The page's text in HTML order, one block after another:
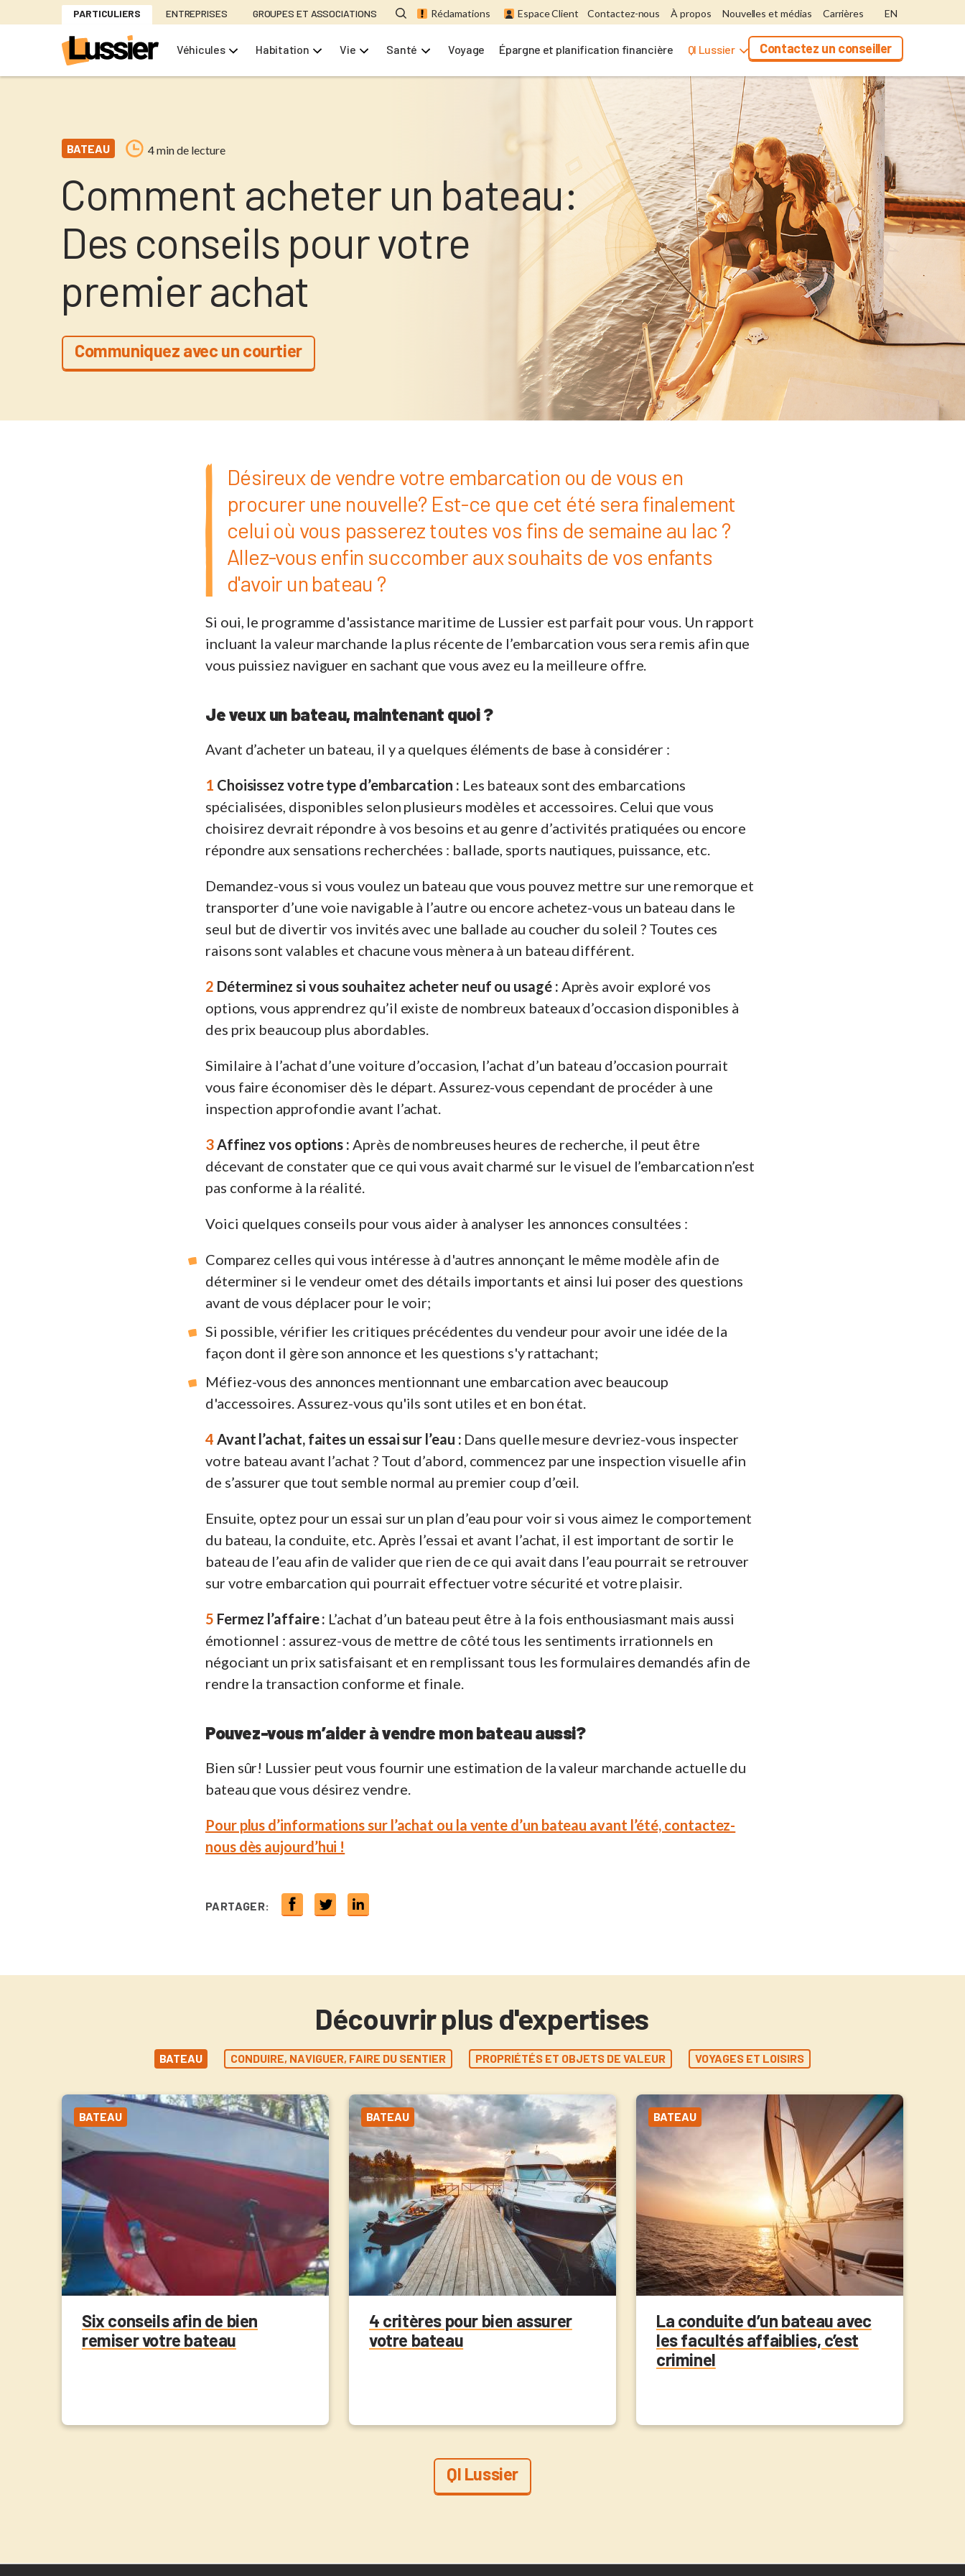
au
PARTICULIERS ENTREPRISES GROUPES ET ASSOCIATIONS Réclamations Espace Client Contactez-nous À propos Nouvelles et médias Carrières EN
Véhicules Habitation Vie Santé Voyage Épargne et planification financière QI Lussier Contactez un conseiller
BATEAU 4 min de lecture
Comment acheter un bateau:
Des conseils pour votre
premier achat
Communiquez avec un courtier
Désireux de vendre votre embarcation ou de vous en
procurer une nouvelle? Est-ce que cet été sera finalement
celui où vous passerez toutes vos fins de semaine au lac ?
Allez-vous enfin succomber aux souhaits de vos enfants
d'avoir un bateau ?
Si oui, le programme d'assistance maritime de Lussier est parfait pour vous. Un rapport
incluant la valeur marchande la plus récente de l’embarcation vous sera remis afin que
vous puissiez naviguer en sachant que vous avez eu la meilleure offre.
Je veux un bateau, maintenant quoi ?
Avant d’acheter un bateau, il y a quelques éléments de base à considérer :
1 Choisissez votre type d’embarcation : Les bateaux sont des embarcations
spécialisées, disponibles selon plusieurs modèles et accessoires. Celui que vous
choisirez devrait répondre à vos besoins et au genre d’activités pratiquées ou encore
répondre aux sensations recherchées : ballade, sports nautiques, puissance, etc.
Demandez-vous si vous voulez un bateau que vous pouvez mettre sur une remorque et
transporter d’une voie navigable à l’autre ou encore achetez-vous un bateau dans le
seul but de divertir vos invités avec une ballade au coucher du soleil ? Toutes ces
raisons sont valables et chacune vous mènera à un bateau différent.
2 Déterminez si vous souhaitez acheter neuf ou usagé : Après avoir exploré vos
options, vous apprendrez qu’il existe de nombreux bateaux d’occasion disponibles à
des prix beaucoup plus abordables.
Similaire à l’achat d’une voiture d’occasion, l’achat d’un bateau d’occasion pourrait
vous faire économiser dès le départ. Assurez-vous cependant de procéder à une
inspection approfondie avant l’achat.
3Affinez vos options :Après de nombreuses heures de recherche, il peut être
décevant de constater que ce qui vous avait charmé sur le visuel de l’embarcation n’est
pas conforme à la réalité.
Voici quelques conseils pour vous aider à analyser les annonces consultées :
Comparez celles qui vous intéresse à d'autres annonçant le même modèle afin de
déterminer si le vendeur omet des détails importants et ainsi lui poser des questions
avant de vous déplacer pour le voir;
Si possible, vérifier les critiques précédentes du vendeur pour avoir une idée de la
façon dont il gère son annonce et les questions s'y rattachant;
Méfiez-vous des annonces mentionnant une embarcation avec beaucoup
d'accessoires. Assurez-vous qu'ils sont utiles et en bon état.
4 Avant l’achat, faites un essai sur l’eau : Dans quelle mesure devriez-vous inspecter
votre bateau avant l’achat ? Tout d’abord, commencez par une inspection visuelle afin
de s’assurer que tout semble normal au premier coup d’œil.
Ensuite, optez pour un essai sur un plan d’eau pour voir si vous aimez le comportement
du bateau, la conduite, etc. Après l’essai et avant l’achat, il est important de sortir le
bateau de l’eau afin de valider que rien de ce qui avait dans l’eau pourrait se retrouver
sur votre embarcation qui pourrait effectuer votre sécurité et votre plaisir.
5 Fermez l’affaire : L’achat d’un bateau peut être à la fois enthousiasmant mais aussi
émotionnel : assurez-vous de mettre de côté tous les sentiments irrationnels en
négociant un prix satisfaisant et en remplissant tous les formulaires demandés afin de
rendre la transaction conforme et finale.
Pouvez-vous m’aider à vendre mon bateau aussi?
Bien sûr! Lussier peut vous fournir une estimation de la valeur marchande actuelle du
bateau que vous désirez vendre.
Pour plus d’informations sur l’achat ou la vente d’un bateau avant l’été, contactez-
nous dès aujourd’hui !
PARTAGER:
Découvrir plus d'expertises
BATEAU CONDUIRE, NAVIGUER, FAIRE DU SENTIER PROPRIÉTÉS ET OBJETS DE VALEUR VOYAGES ET LOISIRS
BATEAU
Six conseils afin de bien
remiser votre bateau
BATEAU
4 critères pour bien assurer
votre bateau
BATEAU
La conduite d’un bateau avec
les facultés affaiblies, c’est
criminel
QI Lussier